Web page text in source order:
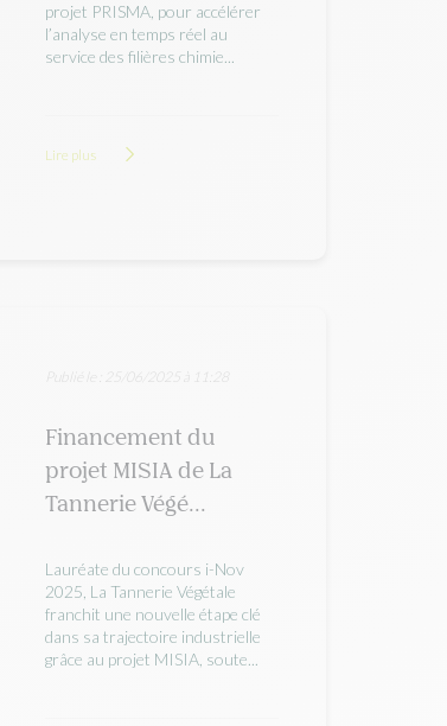
projet PRISMA, pour accélérer
l’analyse en temps réel au
service des filières chimie...
Lire plus
Publié le : 25/06/2025 à 11:28
Financement du
projet MISIA de La
Tannerie Végé...
Lauréate du concours i-Nov
2025, La Tannerie Végétale
franchit une nouvelle étape clé
dans sa trajectoire industrielle
grâce au projet MISIA, soute...